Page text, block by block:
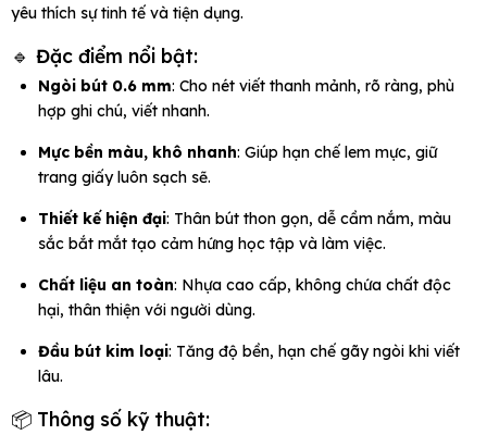
yêu thích sự tinh tế và tiện dụng.
🔹 Đặc điểm nổi bật:
Ngòi bút 0.6 mm: Cho nét viết thanh mảnh, rõ ràng, phù
hợp ghi chú, viết nhanh.
Mực bền màu, khô nhanh: Giúp hạn chế lem mực, giữ
trang giấy luôn sạch sẽ.
Thiết kế hiện đại: Thân bút thon gọn, dễ cầm nắm, màu
sắc bắt mắt tạo cảm hứng học tập và làm việc.
Chất liệu an toàn: Nhựa cao cấp, không chứa chất độc
hại, thân thiện với người dùng.
Đầu bút kim loại: Tăng độ bền, hạn chế gãy ngòi khi viết
lâu.
📦 Thông số kỹ thuật: